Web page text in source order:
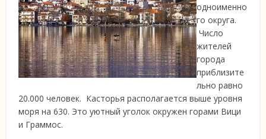
одноименно
го округа.
Число
жителей
города
приблизите
льно равно
20.000 человек. Касторья располагается выше уровня
моря на 630. Это уютный уголок окружен горами Вици
и Граммос.